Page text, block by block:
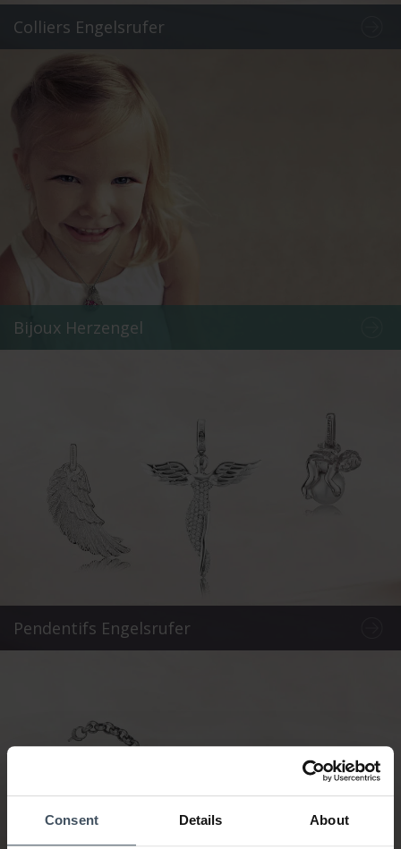
Consent Details About
Colliers Engelsrufer
Bijoux Herzengel
Pendentifs Engelsrufer